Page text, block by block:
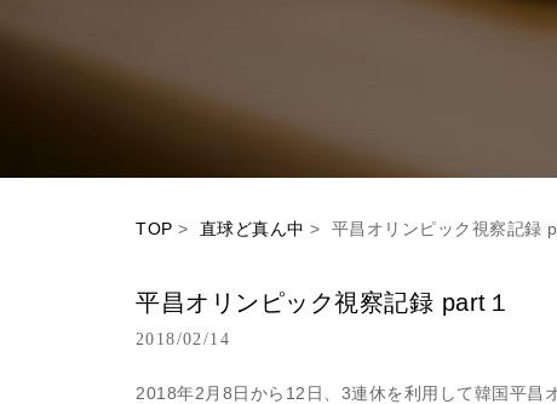
TOP > 直球ど真ん中 > 平昌オリンピック視察記録
平昌オリンピック視察記録 part１
2018/02/14
2018年2月8日から12日、3連休を利用して韓国平昌